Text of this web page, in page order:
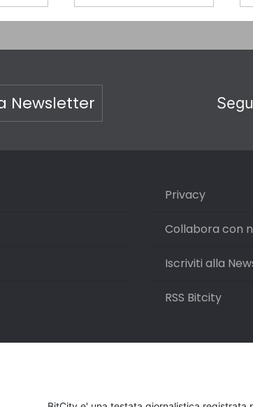
Newsletter
Privacy
Collabora con
Iscriviti alla
RSS Bitcity